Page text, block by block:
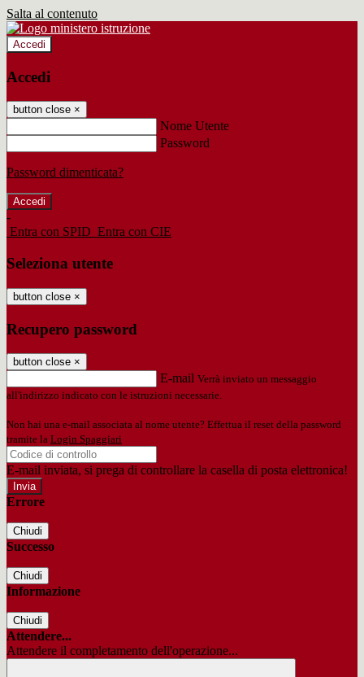
Salta al contenuto
Accedi
Accedi
button close ×
Nome Utente
Password
Password dimenticata?
-
Entra con SPID Entra con CIE
Seleziona utente
button close ×
Recupero password
button close ×
E-mail Verrà inviato un messaggio
all'indirizzo indicato con le istruzioni necessarie.
Non hai una e-mail associata al nome utente? Effettua il reset della password
tramite la Login Spaggiari
E-mail inviata, si prega di controllare la casella di posta elettronica!
Errore
Chiudi
Successo
Chiudi
Informazione
Chiudi
Attendere...
Attendere il completamento dell'operazione...